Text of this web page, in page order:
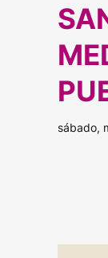
sábado,